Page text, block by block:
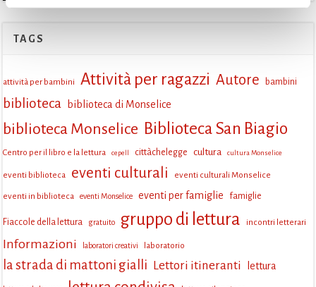
TAGS
attività per bambini Attività per ragazzi Autore bambini
biblioteca biblioteca di Monselice
biblioteca Monselice Biblioteca San Biagio
Centro per il libro e la lettura cepell cittàchelegge cultura cultura Monselice
eventi biblioteca eventi culturali eventi culturali Monselice
eventi in biblioteca eventi Monselice eventi per famiglie famiglie
Fiaccole della lettura gratuito gruppo di lettura incontri letterari
Informazioni laboratori creativi laboratorio
la strada di mattoni gialli Lettori itineranti lettura